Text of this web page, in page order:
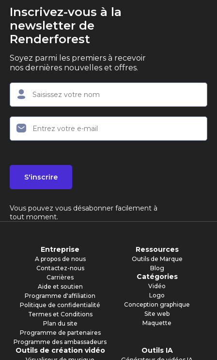
Inscrivez-vous à la
newsletter de
Renderforest
Soyez parmi les premiers à recevoir
nos dernières nouvelles et offres.
S'inscrire
Vous pouvez vous désabonner facilement à
tout moment.
Entreprise
A propos de nous
Contactez-nous
Carrières
Aide et soutien
Programme d'affiliation
Politique de confidentialité
Termes et Conditions
Plan du site
Programme de partenaires
Programme des ambassadeurs
Ressources
Outils de Marque
Blog
Catégories
Vidéo
Logo
Conception graphique
Site web
Maquette
Outils de création vidéo Outils IA